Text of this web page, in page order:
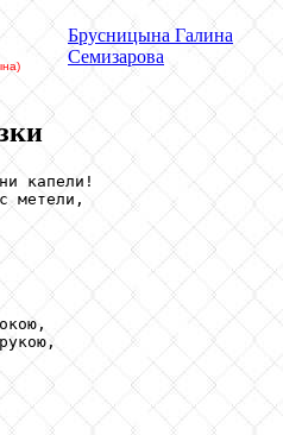
Брусницына Галина
Семизарова
капели!
метели,